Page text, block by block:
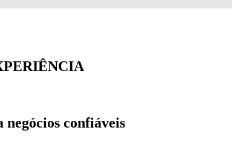
confiáveis